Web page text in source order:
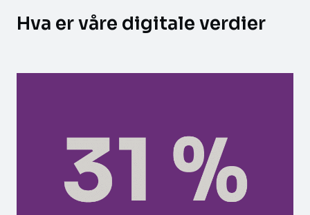
Hva er våre digitale verdier